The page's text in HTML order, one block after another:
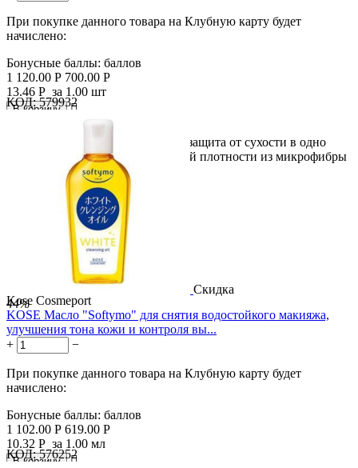
При покупке данного товара на Клубную карту будет
начислено:
Бонусные баллы: баллов
1 120.00 Р 700.00 Р
13.46 Р за 1.00 шт
В корзину

Чистая кожа + снятие макияжа + защита от сухости в одно
движение! Салфетки повышенной плотности из микрофибры
КОД: 579932
Скидка
44%
Kose Cosmeport
KOSE Масло "Softymo" для снятия водостойкого макияжа,
улучшения тона кожи и контроля вы...
+
−
При покупке данного товара на Клубную карту будет
начислено:
Бонусные баллы: баллов
1 102.00 Р 619.00 Р
10.32 Р за 1.00 мл
В корзину

КОД: 576252